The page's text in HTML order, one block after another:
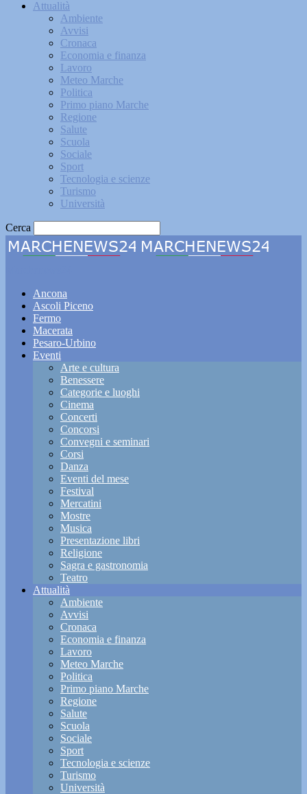
Attualità
Ambiente
Avvisi
Cronaca
Economia e finanza
Lavoro
Meteo Marche
Politica
Primo piano Marche
Regione
Salute
Scuola
Sociale
Sport
Tecnologia e scienze
Turismo
Università
Cerca
Ancona
Ascoli Piceno
Fermo
Macerata
Pesaro-Urbino
Eventi
Arte e cultura
Benessere
Categorie e luoghi
Cinema
Concerti
Concorsi
Convegni e seminari
Corsi
Danza
Eventi del mese
Festival
Mercatini
Mostre
Musica
Presentazione libri
Religione
Sagra e gastronomia
Teatro
Attualità
Ambiente
Avvisi
Cronaca
Economia e finanza
Lavoro
Meteo Marche
Politica
Primo piano Marche
Regione
Salute
Scuola
Sociale
Sport
Tecnologia e scienze
Turismo
Università